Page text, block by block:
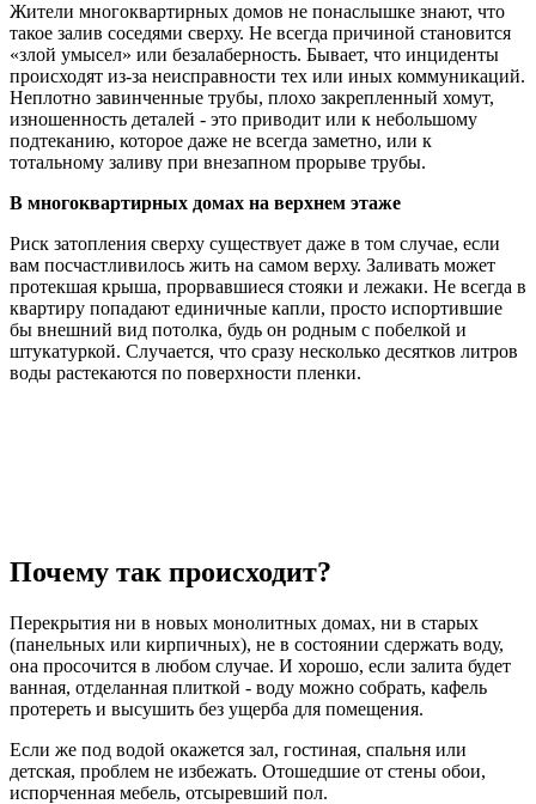
Жители многоквартирных домов не понаслышке знают, что
такое залив соседями сверху. Не всегда причиной становится
«злой умысел» или безалаберность. Бывает, что инциденты
происходят из-за неисправности тех или иных коммуникаций.
Неплотно завинченные трубы, плохо закрепленный хомут,
изношенность деталей - это приводит или к небольшому
подтеканию, которое даже не всегда заметно, или к
тотальному заливу при внезапном прорыве трубы.
В многоквартирных домах на верхнем этаже
Риск затопления сверху существует даже в том случае, если
вам посчастливилось жить на самом верху. Заливать может
протекшая крыша, прорвавшиеся стояки и лежаки. Не всегда в
квартиру попадают единичные капли, просто испортившие
бы внешний вид потолка, будь он родным с побелкой и
штукатуркой. Случается, что сразу несколько десятков литров
воды растекаются по поверхности пленки.
Почему так происходит?
Перекрытия ни в новых монолитных домах, ни в старых
(панельных или кирпичных), не в состоянии сдержать воду,
она просочится в любом случае. И хорошо, если залита будет
ванная, отделанная плиткой - воду можно собрать, кафель
протереть и высушить без ущерба для помещения.
Если же под водой окажется зал, гостиная, спальня или
детская, проблем не избежать. Отошедшие от стены обои,
испорченная мебель, отсыревший пол.